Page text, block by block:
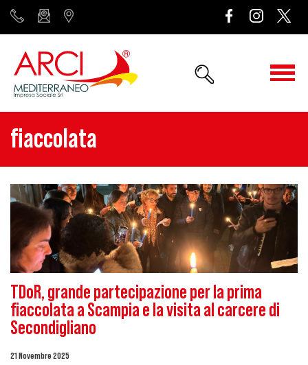
fiaccolata
TDoR, grande partecipazione per la prima
fiaccolata a Scampia e la visita al carcere di
Secondigliano
21 Novembre 2025